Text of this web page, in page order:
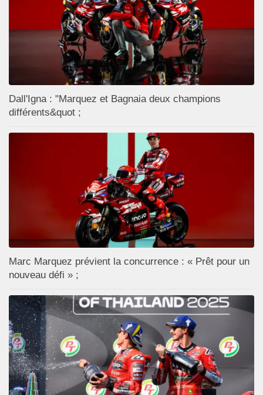
Dall'Igna : "Marquez et Bagnaia deux champions
différents&quot ;
Marc Marquez prévient la concurrence : « Prêt pour un
nouveau défi » ;